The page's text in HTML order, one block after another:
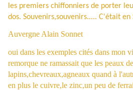
les premiers chiffonniers de porter
dos. Souvenirs,souvenirs..... C'était en
Auvergne Alain Sonnet
oui dans les exemples cités dans mon
remorque ne ramassait que les peaux de
lapins,chevreaux,agneaux quand à
en plus le cuivre,le zinc,un peu de